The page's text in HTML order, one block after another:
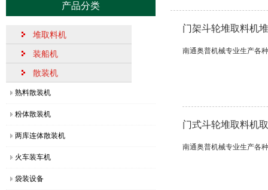
直线轨道装船机的性能特点解读，超实用！
奥普机械一批定制堆取料机顺利交付发运
什么是侧式刮板取料机，日常​维护检修规程
门架斗轮堆取料机
南通奥普机械专业生产各
门式斗轮堆取料机
南通奥普机械专业生产各
产品分类
堆取料机
装船机
散装机
熟料散装机
粉体散装机
两库连体散装机
火车装车机
袋装设备